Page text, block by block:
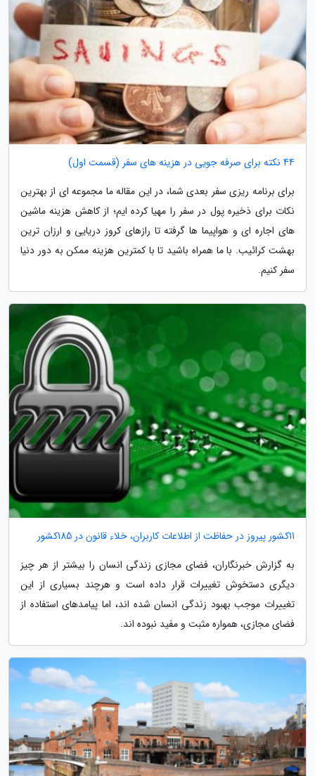
44 نکته برای صرفه جویی در هزینه های سفر (قسمت اول)
برای برنامه ریزی سفر بعدی شما، در این مقاله ما مجموعه ای از بهترین
نکات برای ذخیره پول در سفر را مهیا کرده ایم؛ از کاهش هزینه ماشین
های اجاره ای و هواپیما ها گرفته تا رازهای کروز دریایی و ارزان ترین
بهشت کرائیب. با ما همراه باشید تا با کمترین هزینه ممکن به دور دنیا
سفر کنیم.
11کشور پیروز در حفاظت از اطلاعات کاربران، خلاء قانون در 185کشور
به گزارش خبرنگاران، فضای مجازی زندگی انسان را بیشتر از هر چیز
دیگری دستخوش تغییرات قرار داده است و هرچند بسیاری از این
تغییرات موجب بهبود زندگی انسان شده اند، اما پیامدهای استفاده از
فضای مجازی، همواره مثبت و مفید نبوده اند.